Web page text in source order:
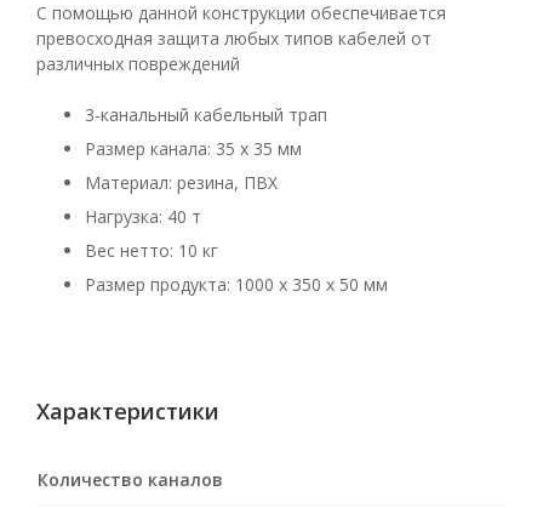
С помощью данной конструкции обеспечивается
превосходная защита любых типов кабелей от
различных повреждений
3-канальный кабельный трап
Размер канала: 35 x 35 мм
Материал: резина, ПВХ
Нагрузка: 40 т
Вес нетто: 10 кг
Размер продукта: 1000 x 350 x 50 мм
Характеристики
Количество каналов